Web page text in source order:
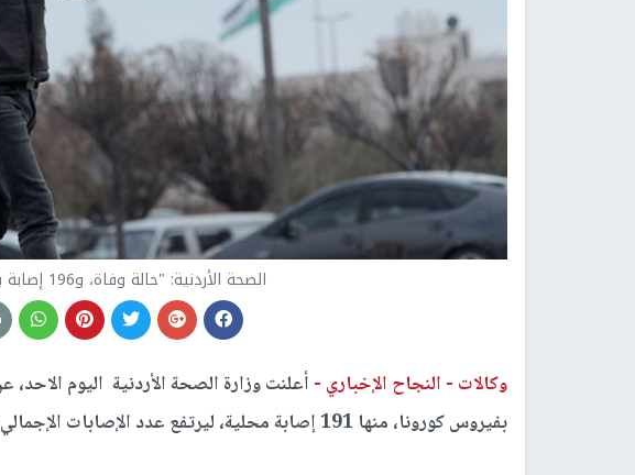
الصحة الأردنية: "حالة وفاة، و196 إصابة بكورونا"
وكالات - النجاح الإخباري -
بفيروس كورونا، منها 191 إصابة محلية، ليرتفع عدد الإصابات الإجمالي في الأردن إلى 4540 إصابة.